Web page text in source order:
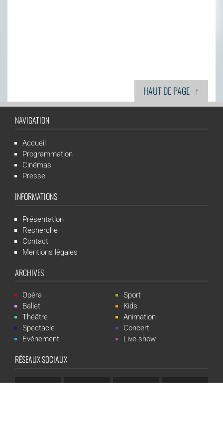
HAUT DE PAGE ↑
NAVIGATION
Accueil
Programmation
Cinémas
Presse
INFORMATIONS
Présentation
Recherche
Contact
Mentions légales
ARCHIVES
Opéra
Ballet
Théâtre
Spectacle
Événement
Sport
Kids
Animation
Concert
Live-show
RÉSEAUX SOCIAUX